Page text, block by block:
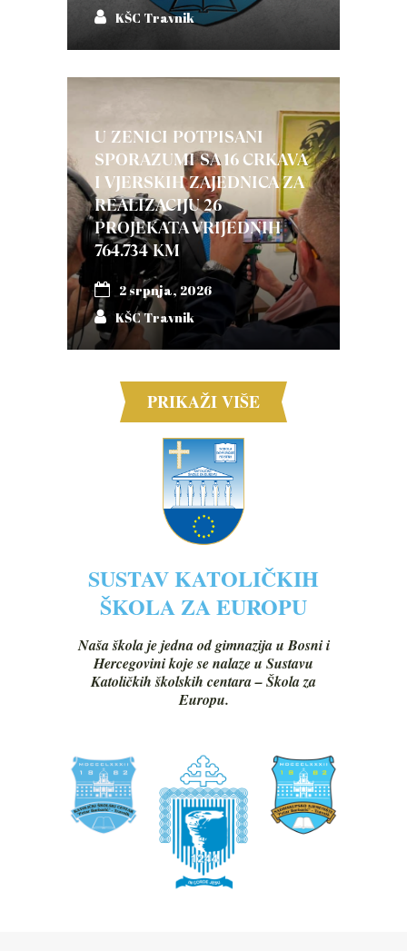
KŠC Travnik
U ZENICI POTPISANI
SPORAZUMI SA 16 CRKAVA
I VJERSKIH ZAJEDNICA ZA
REALIZACIJU 26
PROJEKATA VRIJEDNIH
764.734 KM
2 srpnja, 2026
KŠC Travnik
PRIKAŽI VIŠE
SUSTAV KATOLIČKIH
ŠKOLA ZA EUROPU
Naša škola je jedna od gimnazija u Bosni i
Hercegovini koje se nalaze u Sustavu
Katoličkih školskih centara – Škola za
Europu.